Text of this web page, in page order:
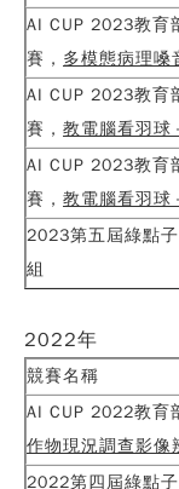
AI CUP 2023教育
賽， 多模態病理嗓
AI CUP 2023教育
賽， 教電腦看羽球
AI CUP 2023教育
賽， 教電腦看羽球
2023第五屆綠點
組
2022年
競賽名稱
AI CUP 2022教育
作物現況調查影像
2022第四屆綠點